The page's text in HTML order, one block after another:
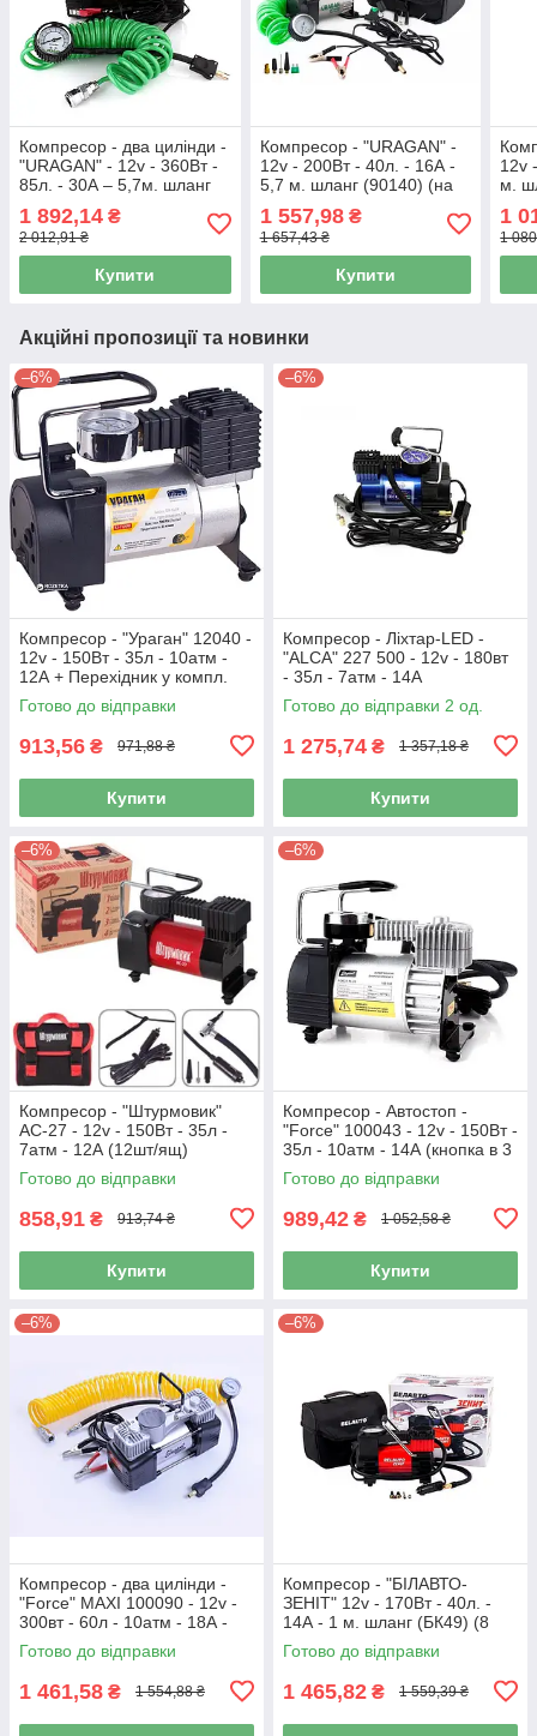
Компресор - два цилінди -
"URAGAN" - 12v - 360Вт -
85л. - 30А – 5,7м. шланг
1 892,14 ₴
2 012,91 ₴
Купити
Компресор - "URAGAN" -
12v - 200Вт - 40л. - 16А -
5,7 м. шланг (90140) (на
1 557,98₴
1 657,43 ₴
Купити
12v
м.
1
1
Акційні пропозиції та новинки
–6%
Компресор - "Ураган" 12040 -
12v - 150Вт - 35л - 10атм -
12А + Перехідник у компл.
(12шт/ящ)
Готово до відправки
913,56 ₴ 971,88 ₴
Купити
–6%
Компресор - Ліхтар-LED -
"ALCA" 227 500 - 12v - 180вт
- 35л - 7атм - 14А
Готово до відправки 2 од.
1 275,74 ₴ 1 357,18 ₴
Купити
–6%
Компресор - "Штурмовик"
AC-27 - 12v - 150Вт - 35л -
7атм - 12А (12шт/ящ)
Готово до відправки
858,91 ₴ 913,74 ₴
Купити
–6%
Компресор - Автостоп -
"Force" 100043 - 12v - 150Вт -
35л - 10атм - 14А (кнопка в 3
полож.)
Готово до відправки
989,42 ₴ 1 052,58 ₴
Купити
–6%
Компресор - два цилінди -
"Force" MAXI 100090 - 12v -
300вт - 60л - 10атм - 18А -
7,5м. шланг (4/ящ)
Готово до відправки
1 461,58 ₴ 1 554,88 ₴
–6%
Компресор - "БІЛАВТО-
ЗЕНІТ" 12v - 170Вт - 40л. -
14А - 1 м. шланг (БК49) (8
шт.)
Готово до відправки
1 465,82 ₴ 1 559,39 ₴